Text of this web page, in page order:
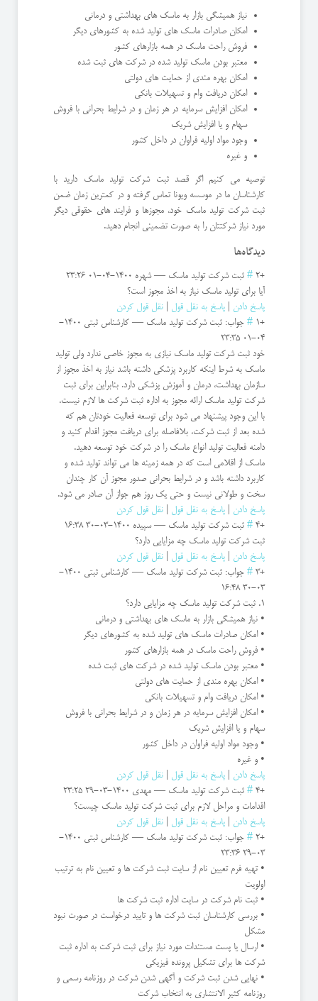
نیاز همیشگی بازار به ماسک های بهداشتی و درمانی
امکان صادرات ماسک های تولید شده به کشورهای دیگر
فروش راحت ماسک در همه بازارهای کشور
معتبر بودن ماسک تولید شده در شرکت های ثبت شده
امکان بهره مندی از حمایت های دولتی
امکان دریافت وام و تسهیلات بانکی
امکان افزایش سرمایه در هر زمان و در شرایط بحرانی با فروش
سهام و یا افزایش شریک
وجود مواد اولیه فراوان در داخل کشور
و غیره
توصیه می کنیم اگر قصد ثبت شرکت تولید ماسک دارید با
کارشناسان ما در موسسه ویونا تماس گرفته و در کمترین زمان ضمن
ثبت شرکت تولید ماسک خود، مجوزها و فرایند های حقوقی دیگر
مورد نیاز شرکتتان را به صورت تضمینی انجام دهید.
دیدگاه‌ها
+2
# ثبت شرکت تولید ماسک —شهره 1400-04-01 23:26
آیا برای تولید ماسک نیاز به اخذ مجوز است؟
پاسخ دادن
پاسخ به نقل قول
نقل قول کردن
+1
# جواب: ثبت شرکت تولید ماسک — کارشناس ثبتی
1400-
04-01 23:35
خود ثبت شرکت تولید ماسک نیازی به مجوز خاصی ندارد ولی تولید
ماسک به شرط اینکه کاربرد پزشکی داشته باشد نیاز به اخذ مجوز از
سازمان بهداشت، درمان و آموزش پزشکی دارد. بنابراین برای ثبت
شرکت تولید ماسک ارائه مجوز به اداره ثبت شرکت ها لازم نیست.
با این وجود پیشنهاد می شود برای توسعه فعالیت خودتان هم که
شده بعد از ثبت شرکت، بلافاصله برای دریافت مجوز اقدام کنید و
دامنه فعالیت تولید انواع ماسک را در شرکت خود توسعه دهید.
ماسک از اقلامی است که در همه زمینه ها می تواند تولید شده و
کاربرد داشته باشد و در شرایط بحرانی صدور مجوز آن کار چندان
سخت و طولانی نیست و حتی یک روز هم جواز آن صادر می شود.
پاسخ دادن
پاسخ به نقل قول
نقل قول کردن
+4
# ثبت شرکت تولید ماسک —سپیده 1400-03-30 16:38
ثبت شرکت تولید ماسک چه مزایایی دارد؟
پاسخ دادن
پاسخ به نقل قول
نقل قول کردن
+3
# جواب: ثبت شرکت تولید ماسک — کارشناس ثبتی
1400-
03-30 16:48
1. ثبت شرکت تولید ماسک چه مزایایی دارد؟
• نیاز همیشگی بازار به ماسک های بهداشتی و درمانی
• امکان صادرات ماسک های تولید شده به کشورهای دیگر
• فروش راحت ماسک در همه بازارهای کشور
• معتبر بودن ماسک تولید شده در شرکت های ثبت شده
• امکان بهره مندی از حمایت های دولتی
• امکان دریافت وام و تسهیلات بانکی
• امکان افزایش سرمایه در هر زمان و در شرایط بحرانی با فروش
سهام و یا افزایش شریک
• وجود مواد اولیه فراوان در داخل کشور
• و غیره
پاسخ دادن
پاسخ به نقل قول
نقل قول کردن
+4
# ثبت شرکت تولید ماسک — مهدی 1400-03-29 23:25
اقدامات و مراحل لازم برای ثبت شرکت تولید ماسک چیست؟
پاسخ دادن
پاسخ به نقل قول
نقل قول کردن
+2
# جواب: ثبت شرکت تولید ماسک — کارشناس ثبتی
1400-
03-29 23:36
• تهیه فرم تعیین نام از سایت ثبت شرکت ها و تعیین نام به ترتیب
اولویت
• ثبت نام شرکت در سایت اداره ثبت شرکت ها
• بررسی کارشناسان ثبت شرکت ها و تایید درخواست در صورت نبود
مشکل
• ارسال یا پست مستندات مورد نیاز برای ثبت شرکت به اداره ثبت
شرکت ها برای تشکیل پرونده فیزیکی
• نهایی شدن ثبت شرکت و آگهی شدن شرکت در روزنامه رسمی و
روزنامه کثیر الانتشاری به انتخاب شرکت